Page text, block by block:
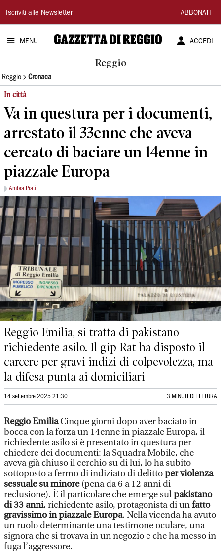
Gazzetta
di
Reggio
Iscriviti alle Newsletter ABBONATI
MENU ACCEDI
Reggio
Reggio Cronaca
In città
Va in questura per i documenti,
arrestato il 33enne che aveva
cercato di baciare un 14enne in
piazzale Europa
Ambra Prati
Reggio Emilia, si tratta di pakistano
richiedente asilo. Il gip Rat ha disposto il
carcere per gravi indizi di colpevolezza, ma
la difesa punta ai domiciliari
14 settembre 2025 21:30 3 MINUTI DI LETTURA
Reggio EmiliaCinque giorni dopo aver baciato in
bocca con la forza un 14enne in piazzale Europa, il
richiedente asilo si è presentato in questura per
chiedere dei documenti: la Squadra Mobile, che
aveva già chiuso il cerchio su di lui, lo ha subito
sottoposto a fermo di indiziato di delittoper violenza
sessuale su minore(pena da 6 a 12 anni di
reclusione). È il particolare che emerge sulpakistano
di 33 anni, richiedente asilo, protagonista di unfatto
gravissimo in piazzale Europa. Nella vicenda ha avuto
un ruolo determinante una testimone oculare, una
signora che si trovava in un negozio e che ha messo in
fuga l’aggressore.